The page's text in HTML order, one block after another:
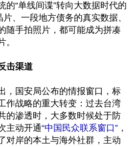
的“单线间谍”转向大数据时代的
片、一段地方债务的真实数据、
随手拍照片，都可能成为拼凑
。
击渠道
，国安局公布的情报窗口，标
作战略的重大转变：过去台湾
的渗透时，大多数时候处于防
主动开通“中国民众联系窗口” ，
对岸的本土与海外社群，主动